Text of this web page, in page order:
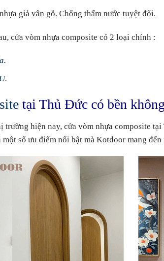
giả vân gỗ. Chống thấm nước tuyệt đối.
cửa vòm nhựa composite có 2 loại chính :
.
tại Thủ Đức có bền
trường hiện nay, cửa vòm nhựa composite
số ưu điểm nổi bật mà Kotdoor mang